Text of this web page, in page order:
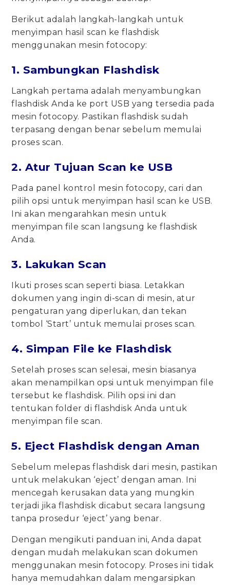
Berikut adalah langkah-langkah untuk
menyimpan hasil scan ke flashdisk
menggunakan mesin fotocopy:
1. Sambungkan Flashdisk
Langkah pertama adalah menyambungkan
flashdisk Anda ke port USB yang tersedia pada
mesin fotocopy. Pastikan flashdisk sudah
terpasang dengan benar sebelum memulai
proses scan.
2. Atur Tujuan Scan ke USB
Pada panel kontrol mesin fotocopy, cari dan
pilih opsi untuk menyimpan hasil scan ke USB.
Ini akan mengarahkan mesin untuk
menyimpan file scan langsung ke flashdisk
Anda.
3. Lakukan Scan
Ikuti proses scan seperti biasa. Letakkan
dokumen yang ingin di-scan di mesin, atur
pengaturan yang diperlukan, dan tekan
tombol ‘Start’ untuk memulai proses scan.
4. Simpan File ke Flashdisk
Setelah proses scan selesai, mesin biasanya
akan menampilkan opsi untuk menyimpan file
tersebut ke flashdisk. Pilih opsi ini dan
tentukan folder di flashdisk Anda untuk
menyimpan file scan.
5. Eject Flashdisk dengan Aman
Sebelum melepas flashdisk dari mesin, pastikan
untuk melakukan ‘eject’ dengan aman. Ini
mencegah kerusakan data yang mungkin
terjadi jika flashdisk dicabut secara langsung
tanpa prosedur ‘eject’ yang benar.
Dengan mengikuti panduan ini, Anda dapat
dengan mudah melakukan scan dokumen
menggunakan mesin fotocopy. Proses ini tidak
hanya memudahkan dalam mengarsipkan